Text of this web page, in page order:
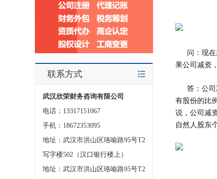
联系方式
武汉欣荣财务咨询有限公司
电话：13317151067
手机：18672353095
地址：武汉市洪山区珞喻路95号T2
写字楼502（汉口银行楼上）
地址：武汉市洪山区珞喻路95号T2
问：现在
果公司减资
答：公司
有股份的比
说，公司减
自然人股东